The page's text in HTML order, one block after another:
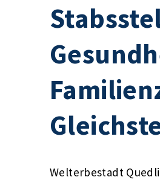
Welterbestadt